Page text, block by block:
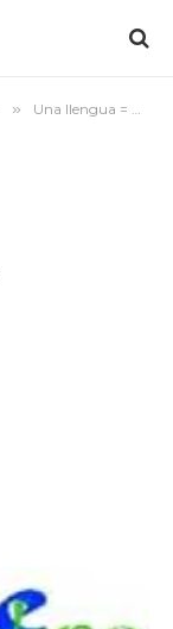
» Una llengua = una cosmovisió!